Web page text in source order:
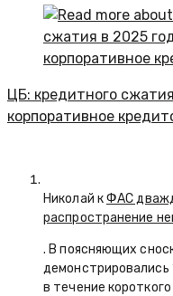
ЦБ: кредитного
корпоративное
Николай кФАС
распространение
. В поясняющих
демонстрировались
в течение